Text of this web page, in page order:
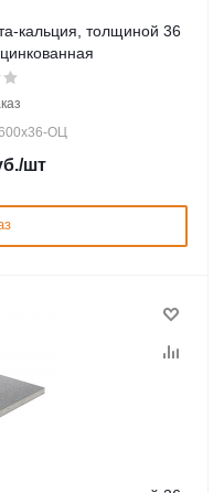
кальция, толщиной 36
ОЦ
/шт